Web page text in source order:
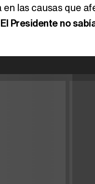
las causas que
El Presidente no